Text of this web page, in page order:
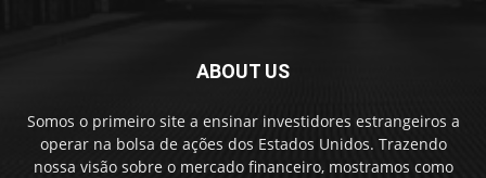
ABOUT US
Somos o primeiro site a ensinar investidores estrangeiros a
operar na bolsa de ações dos Estados Unidos. Trazendo
nossa visão sobre o mercado financeiro, mostramos como